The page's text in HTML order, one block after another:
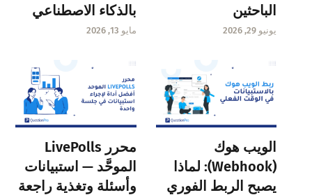
الباحثين
يونيو 29, 2026
بالذكاء الاصطناعي
مايو 13, 2026
الويب هوك
(Webhook): لماذا
يصبح الربط الفوري
محرر LivePolls
الموحَّد — استبيانات
وأسئلة وتغذية راجعة